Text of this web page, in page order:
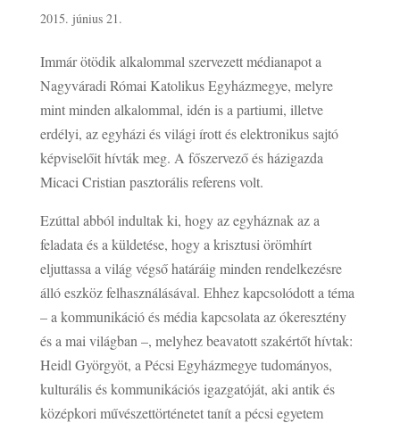
2015. június 21.
Immár ötödik alkalommal szervezett médianapot a
Nagyváradi Római Katolikus Egyházmegye, melyre
mint minden alkalommal, idén is a partiumi, illetve
erdélyi, az egyházi és világi írott és elektronikus sajtó
képviselőit hívták meg. A főszervező és házigazda
Micaci Cristian pasztorális referens volt.
Ezúttal abból indultak ki, hogy az egyháznak az a
feladata és a küldetése, hogy a krisztusi örömhírt
eljuttassa a világ végső határáig minden rendelkezésre
álló eszköz felhasználásával. Ehhez kapcsolódott a téma
– a kommunikáció és média kapcsolata az ókeresztény
és a mai világban –, melyhez beavatott szakértőt hívtak:
Heidl Györgyöt, a Pécsi Egyházmegye tudományos,
kulturális és kommunikációs igazgatóját, aki antik és
középkori művészettörténetet tanít a pécsi egyetem